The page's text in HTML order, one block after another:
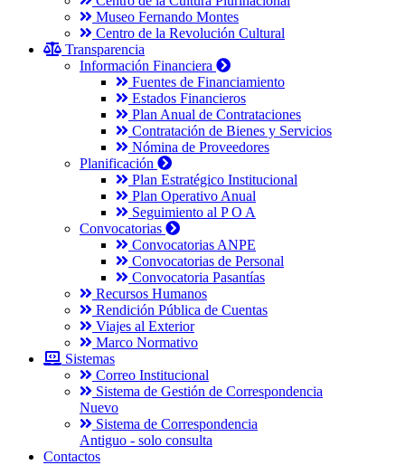
Museo Fernando Montes
Centro de la Revolución Cultural
Transparencia
Información Financiera
Fuentes de Financiamiento
Estados Financieros
Plan Anual de Contrataciones
Contratación de Bienes y Servicios
Nómina de Proveedores
Planificación
Plan Estratégico Institucional
Plan Operativo Anual
Seguimiento al P O A
Convocatorias
Convocatorias ANPE
Convocatorias de Personal
Convocatoria Pasantías
Recursos Humanos
Rendición Pública de Cuentas
Viajes al Exterior
Marco Normativo
Sistemas
Correo Institucional
Sistema de Gestión de Correspondencia
Nuevo
Sistema de Correspondencia
Antiguo - solo consulta
Contactos